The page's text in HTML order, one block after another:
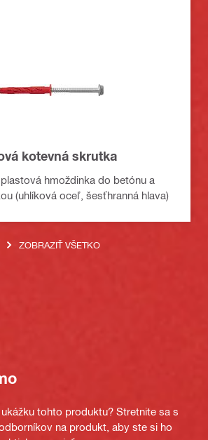
kotevná skrutka
hmoždinka do betónu a
(uhlíková oceľ, šesťhranná hlava)
ZOBRAZIŤ VŠETKO
tohto produktu? Stretnite sa s
na produkt, aby ste si ho